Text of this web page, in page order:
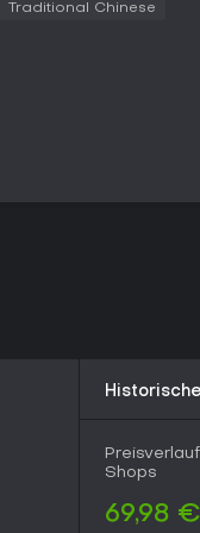
Modus
Wettbewerbsmodi.
in der Spieler den
retten oder
an Quests
inmitten von
dem Wunsch, seine
die den
Erkundung und
abgeschlossen
Traditional Chinese
Shops
69,98 €